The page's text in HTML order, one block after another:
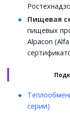
Пищевая
пищевых
Alpacon
серии)